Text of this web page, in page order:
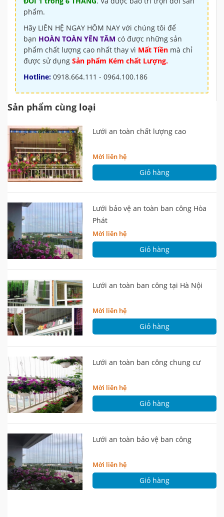
phẩm.
Hãy LIÊN HỆ NGAY HÔM NAY với chúng tôi để
bạn HOÀN TOÀN YÊN TÂM có được những sản
phẩm chất lượng cao nhất thay vì Mất Tiền mà chỉ
được sử dụng Sản phẩm Kém chất Lượng.
Hotline: 0918.664.111 - 0964.100.186
Sản phẩm cùng loại
Lưới an toàn chất lượng cao
Mời liên hệ
Giỏ hàng
Lưới bảo vệ an toàn ban công Hòa
Phát
Mời liên hệ
Giỏ hàng
Lưới an toàn ban công tại Hà Nội
Mời liên hệ
Giỏ hàng
Lưới an toàn ban công chung cư
Mời liên hệ
Giỏ hàng
Lưới an toàn bảo vệ ban công
Mời liên hệ
Giỏ hàng